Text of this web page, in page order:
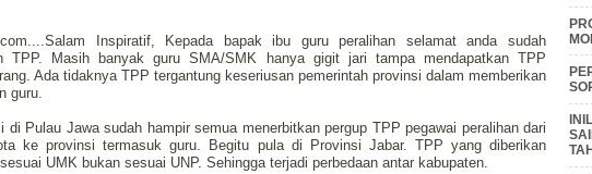
Inspiratif, Kepada bapak ibu guru peralihan selamat anda sudah
TPP. Masih banyak guru SMA/SMK hanya gigit jari tampa mendapatkan TPP
Ada tidaknya TPP tergantung keseriusan pemerintah provinsi dalam memberikan
guru.
di Pulau Jawa sudah hampir semua menerbitkan pergup TPP pegawai peralihan dari
ke provinsi termasuk guru. Begitu pula di Provinsi Jabar. TPP yang diberikan
UMK bukan sesuai UNP. Sehingga terjadi perbedaan antar kabupaten.